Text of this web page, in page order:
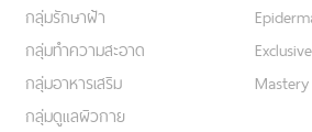
กลุ่มรักษาฝ้า
กลุ่มทำความสะอาด
กลุ่มอาหารเสริม
กลุ่มดูแลผิวกาย